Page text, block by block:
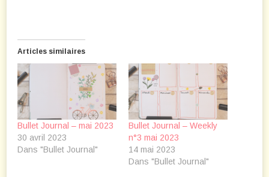
Articles similaires
Bullet Journal – mai 2023
30 avril 2023
Dans "Bullet Journal"
Bullet Journal – Weekly
n°3 mai 2023
14 mai 2023
Dans "Bullet Journal"